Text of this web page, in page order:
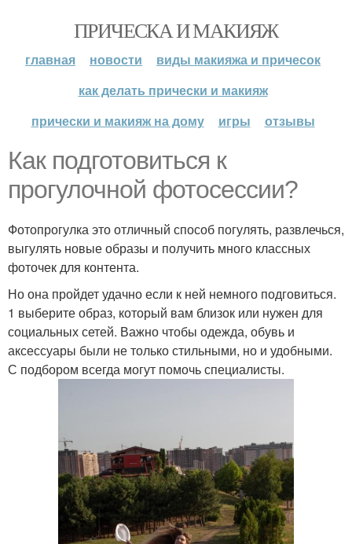
ПРИЧЕСКА И МАКИЯЖ
главная новости
виды макияжа и причесок
как делать прически и макияж
прически и макияж на дому
игры отзывы
Как подготовиться к
прогулочной фотосессии?
Фотопрогулка это отличный способ погулять, развлечься,
выгулять новые образы и получить много классных
фоточек для контента.
Но она пройдет удачно если к ней немного подговиться.
1 выберите образ, который вам близок или нужен для
социальных сетей. Важно чтобы одежда, обувь и
аксессуары были не только стильными, но и удобными.
С подбором всегда могут помочь специалисты.